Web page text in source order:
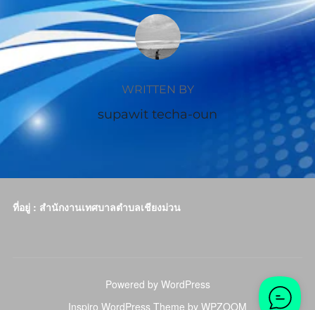
POST AUTHOR
WRITTEN BY
supawit techa-oun
ที่อยู่ : สำนักงานเทศบาลตำบลเชียงม่วน
Powered by WordPress
Inspiro WordPress Theme by WPZOOM